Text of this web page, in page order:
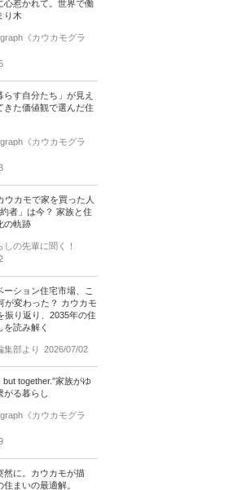
心惹かれて。世界で働
り木
《カウカモグラ
らす自分たち」が見え
きた価値観で選んだ住
《カウカモグラ
ウカモで家を買った人
約者」は今？ 家族と住
の軌跡
しの先輩に聞く！
ーション住宅市場、こ
が変わった？ カウカモ
振り返り、2035年の住
を読み解く
集部より 2026/07/02
but together.”家族がゆ
がる暮らし
《カウカモグラ
然に。カウカモが描
住まいの最適解。